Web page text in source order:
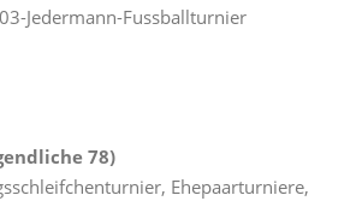
Jedermann-Fussballturnier
78)
Ehepaarturniere,